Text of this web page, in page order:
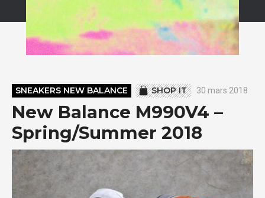
SNEAKERS NEW BALANCE SHOP IT 30 mars 2018
New Balance M990V4 –
Spring/Summer 2018